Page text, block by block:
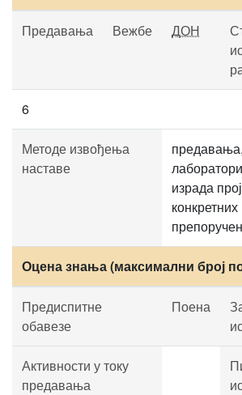
Предавања Вежбе ДОН
6
Методе извођења
наставе
израда
Оцена знања (максимални број
Предиспитне
обавезе
Поена
Активности у току
предавања